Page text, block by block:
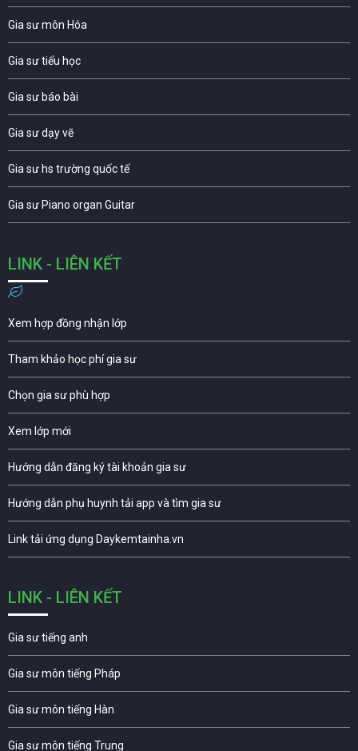
Gia sư môn Hóa
Gia sư tiểu học
Gia sư báo bài
Gia sư dạy vẽ
Gia sư hs trường quốc tế
Gia sư Piano organ Guitar
LINK - LIÊN KẾT
Xem hợp đồng nhận lớp
Tham khảo học phí gia sư
Chọn gia sư phù hợp
Xem lớp mới
Hướng dẫn đăng ký tài khoản gia sư
Hướng dẫn phụ huynh tải app và tìm gia sư
Link tải ứng dụng Daykemtainha.vn
LINK - LIÊN KẾT
Gia sư tiếng anh
Gia sư môn tiếng Pháp
Gia sư môn tiếng Hàn
Gia sư môn tiếng Trung